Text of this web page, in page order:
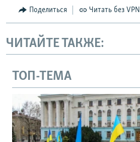
Поделиться Читать без VPN
ЧИТАЙТЕ ТАКЖЕ:
ТОП-ТЕМА